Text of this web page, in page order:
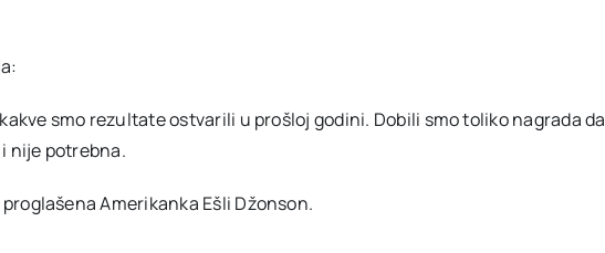
smo rezultate ostvarili u prošloj godini. Dobili smo toliko nagrada da
nije potrebna.
Amerikanka Ešli Džonson.